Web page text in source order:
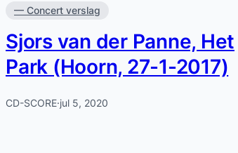
— Concert verslag
Sjors van der Panne, Het
Park (Hoorn, 27-1-2017)
CD-SCORE·jul 5, 2020